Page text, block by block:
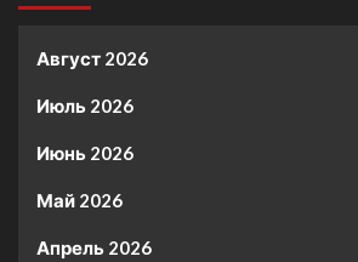
Август 2026
Июль 2026
Июнь 2026
Май 2026
Апрель 2026